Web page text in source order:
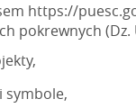
https://
pokrewnych
symbole,